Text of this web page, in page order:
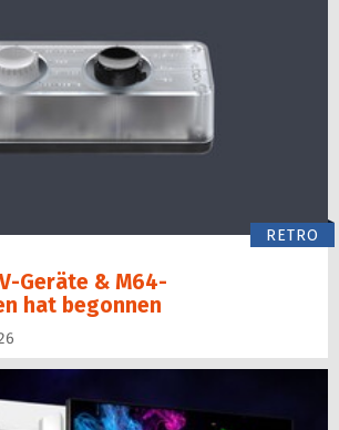
RETRO
Geräte & M64-
hat begon­nen